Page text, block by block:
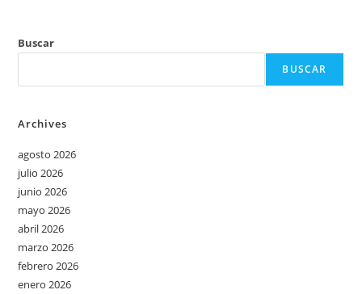
Buscar
BUSCAR
Archives
agosto 2026
julio 2026
junio 2026
mayo 2026
abril 2026
marzo 2026
febrero 2026
enero 2026